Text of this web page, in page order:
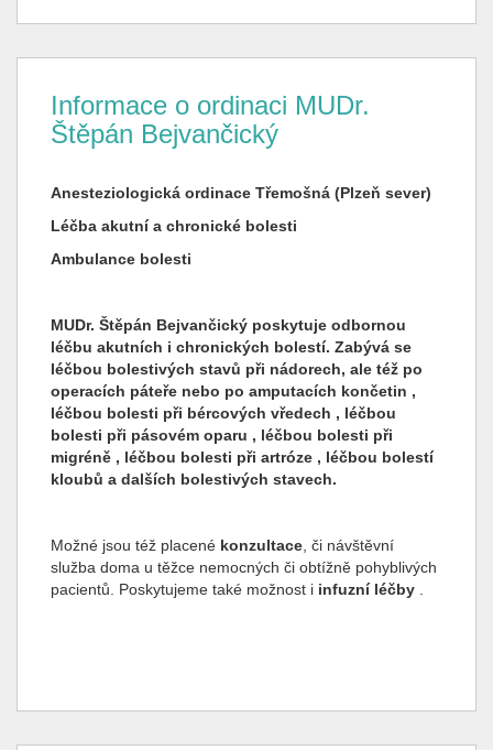
Informace o ordinaci MUDr.
Štěpán Bejvančický
Anesteziologická ordinace Třemošná (Plzeň sever)
Léčba akutní a chronické bolesti
Ambulance bolesti
MUDr. Štěpán Bejvančický poskytuje odbornou
léčbu akutních i chronických bolestí. Zabývá se
léčbou bolestivých stavů při nádorech, ale též po
operacích páteře nebo po amputacích končetin ,
léčbou bolesti při bércových vředech , léčbou
bolesti při pásovém oparu , léčbou bolesti při
migréně , léčbou bolesti při artróze , léčbou bolestí
kloubů a dalších bolestivých stavech.
Možné jsou též placené konzultace , či návštěvní
služba doma u těžce nemocných či obtížně pohyblivých
pacientů. Poskytujeme také možnost i infuzní léčby